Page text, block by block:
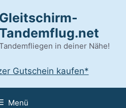
Gleitschirm-
in deiner Nähe!
Gutschein kaufen*
Menü